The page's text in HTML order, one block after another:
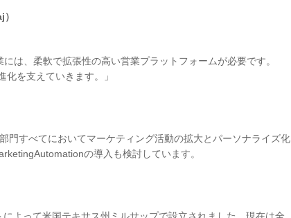
は、柔軟で拡張性の高い営業プラットフォームが必要です。
を支えていきます。」
門すべてにおいてマーケティング活動の拡大とパーソナライズ化
の導入も検討しています。